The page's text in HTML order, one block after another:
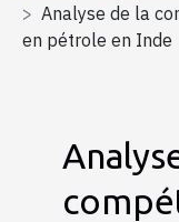
Analyse de la
en pétrole en Inde